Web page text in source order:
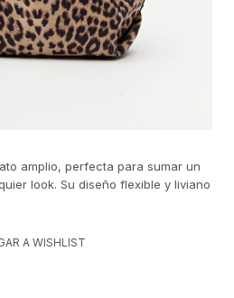
amplio, perfecta para sumar un
look. Su diseño flexible y liviano
icónico que nunca pasa de
acabado moderno que eleva el outfit